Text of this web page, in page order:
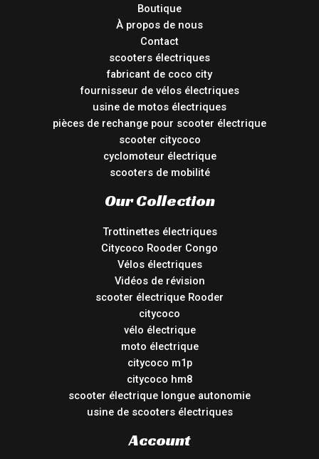
Boutique
À propos de nous
Contact
scooters électriques
fabricant de coco city
fournisseur de vélos électriques
usine de motos électriques
pièces de rechange pour scooter électrique
scooter citycoco
cyclomoteur électrique
scooters de mobilité
Our Collection
Trottinettes électriques
Citycoco Rooder Congo
Vélos électriques
Vidéos de révision
scooter électrique Rooder
citycoco
vélo électrique
moto électrique
citycoco m1p
citycoco hm8
scooter électrique longue autonomie
usine de scooters électriques
Account